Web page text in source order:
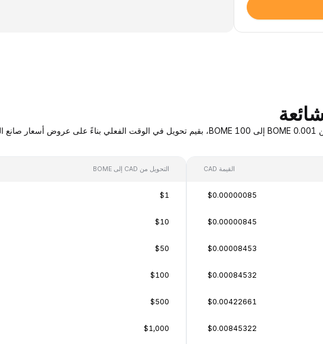
القيمة CAD
$0.00000085
$0.00000845
$0.00008453
$0.00084532
$0.00422661
$0.00845322
التحويل من CAD إلى BOME
$1
$10
$50
$100
$500
$1,000